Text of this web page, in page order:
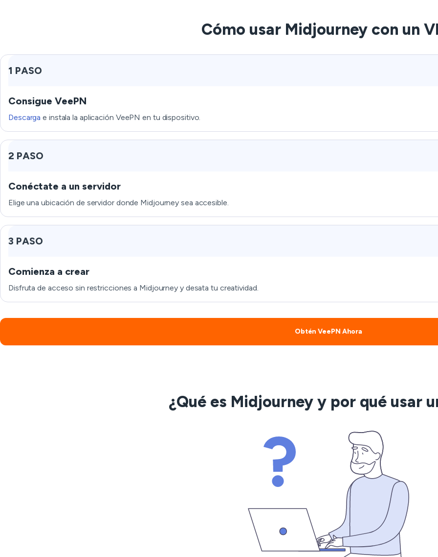
Cómo usar Midjourney con un
1 PASO
Consigue VeePN
Descarga e instala la aplicación VeePN en tu dispositivo.
2 PASO
Conéctate a un servidor
Elige una ubicación de servidor donde Midjourney sea accesible.
3 PASO
Comienza a crear
Disfruta de acceso sin restricciones a Midjourney y desata tu creatividad.
Obtén VeePN Ahora
¿Qué es Midjourney y por qué usar